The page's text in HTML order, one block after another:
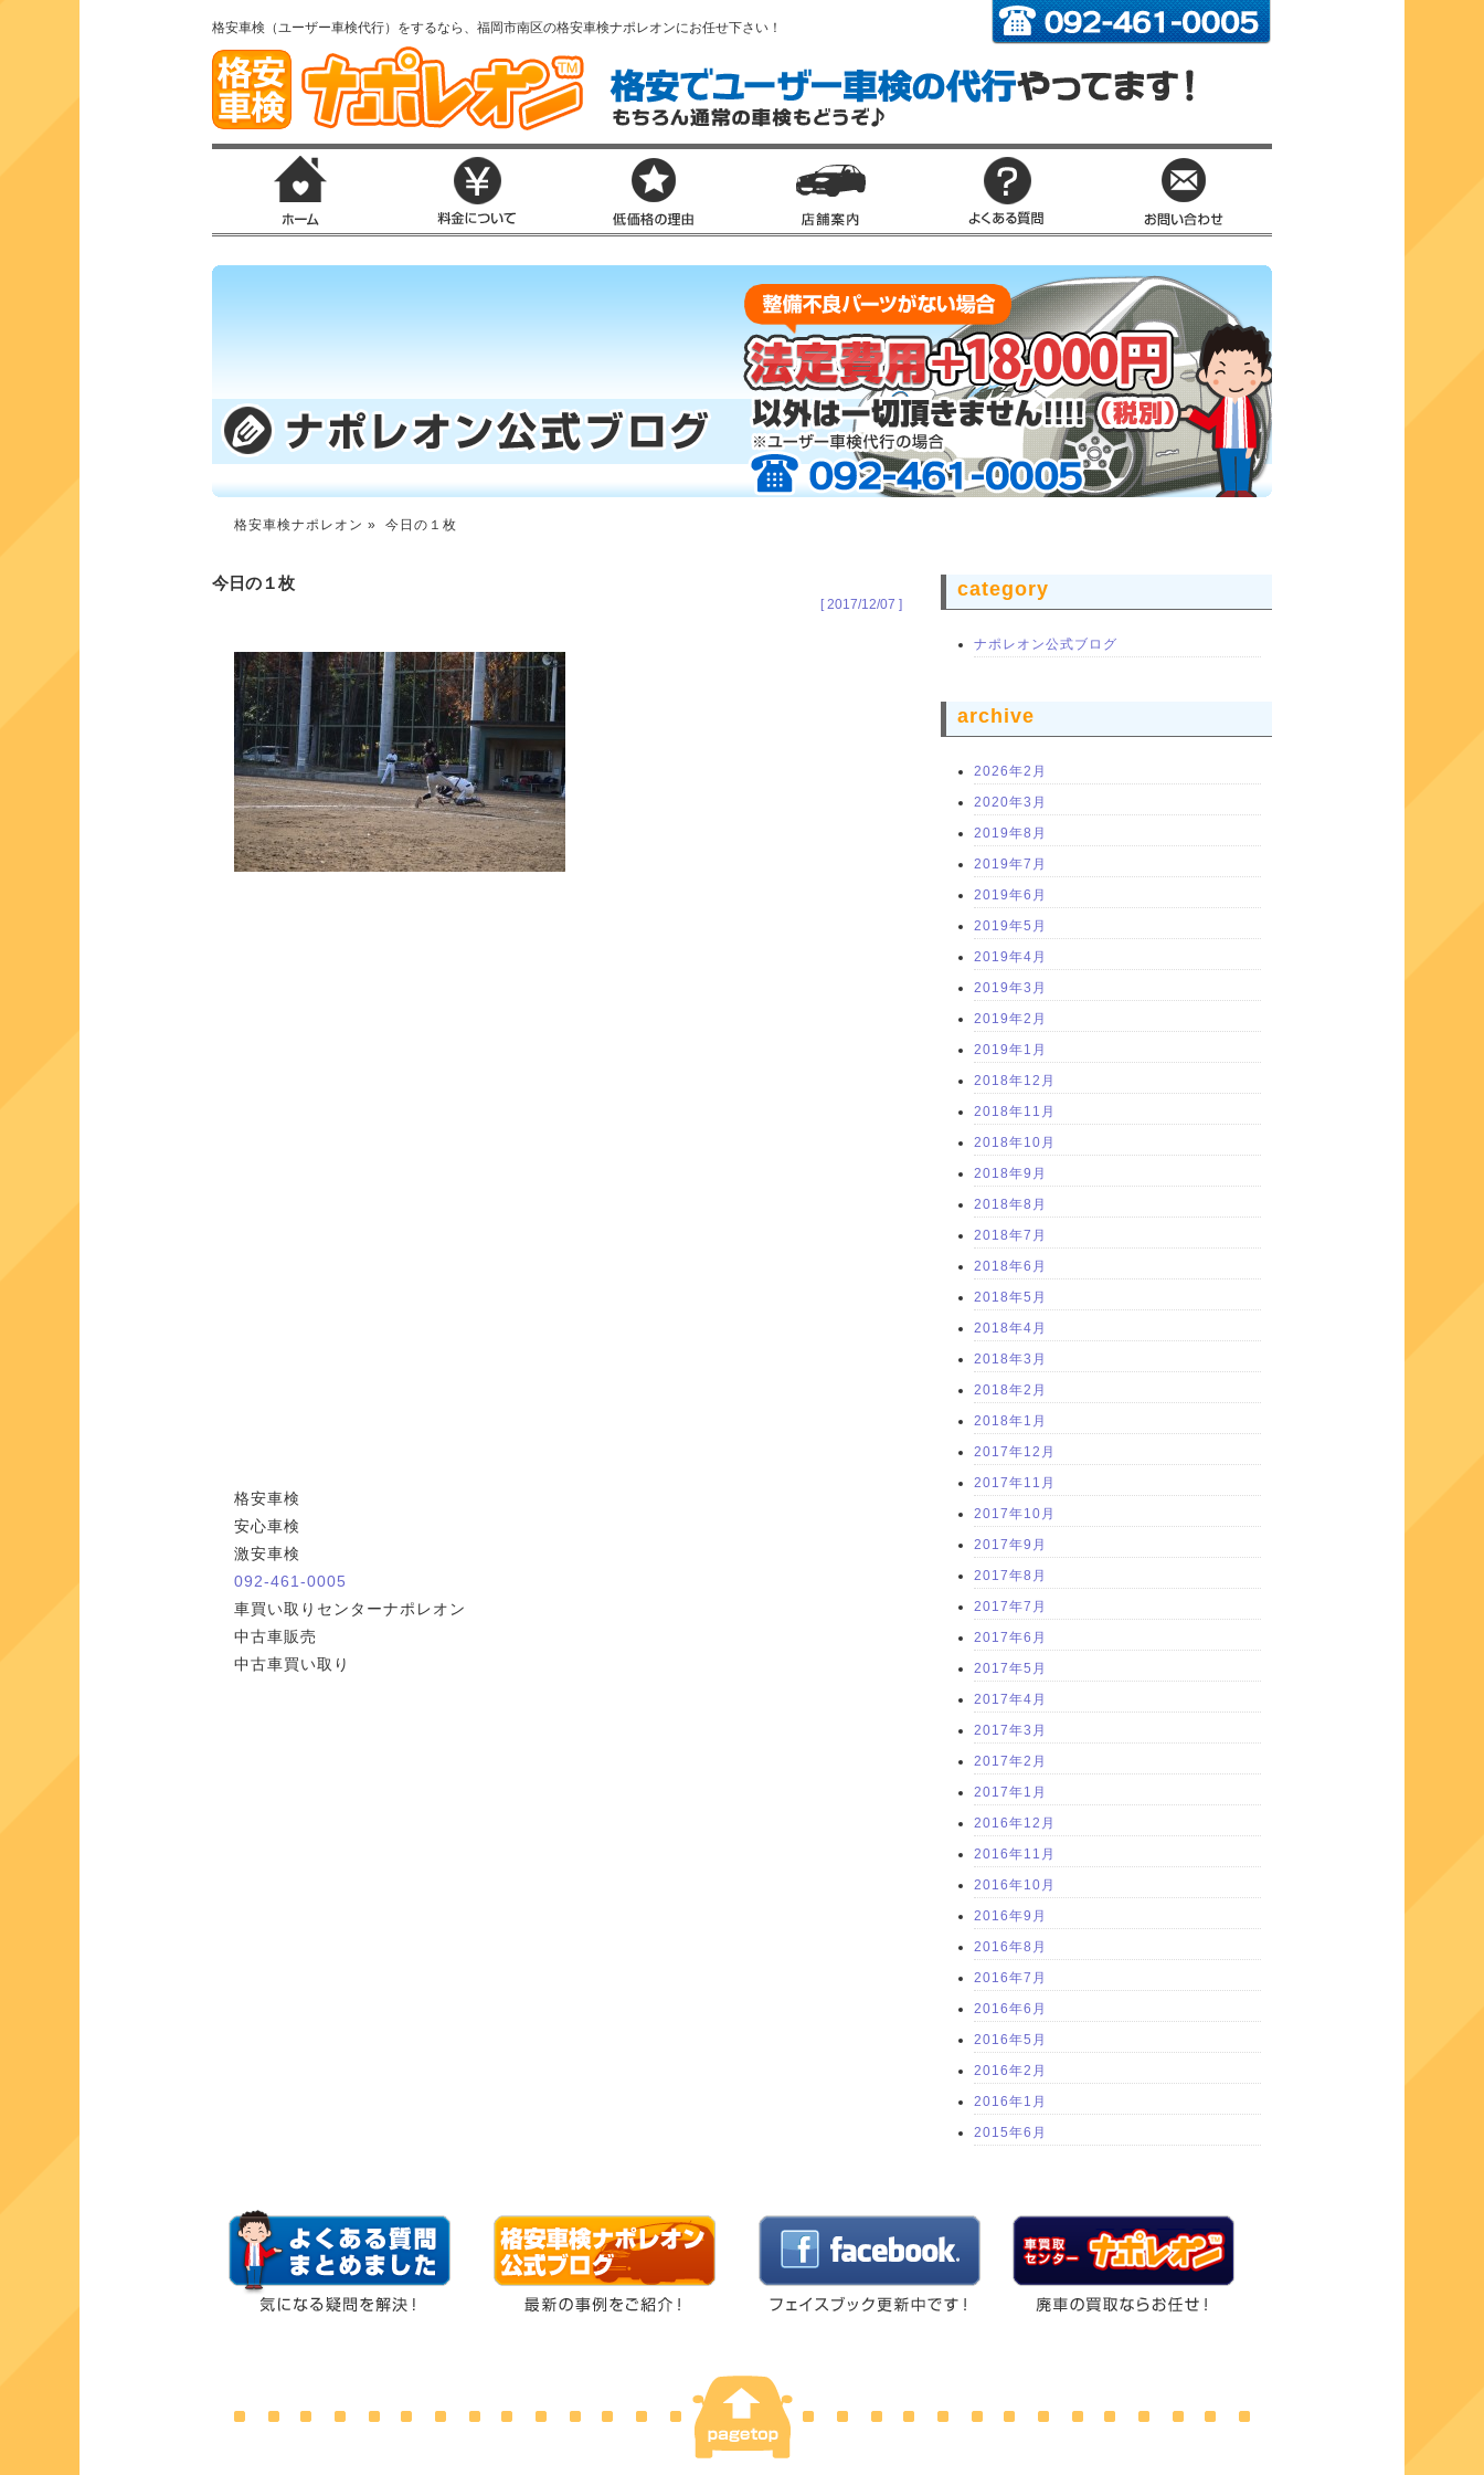
格安車検（ユーザー車検代行）をするなら、福岡市南区の格安車検ナポレオンにお任せ下さい！
格安車検ナポレオン » 今日の１枚
今日の１枚
[ 2017/12/07 ]
格安車検
安心車検
激安車検
092-461-0005
車買い取りセンターナポレオン
中古車販売
中古車買い取り
category
ナポレオン公式ブログ
archive
2026年2月
2020年3月
2019年8月
2019年7月
2019年6月
2019年5月
2019年4月
2019年3月
2019年2月
2019年1月
2018年12月
2018年11月
2018年10月
2018年9月
2018年8月
2018年7月
2018年6月
2018年5月
2018年4月
2018年3月
2018年2月
2018年1月
2017年12月
2017年11月
2017年10月
2017年9月
2017年8月
2017年7月
2017年6月
2017年5月
2017年4月
2017年3月
2017年2月
2017年1月
2016年12月
2016年11月
2016年10月
2016年9月
2016年8月
2016年7月
2016年6月
2016年5月
2016年2月
2016年1月
2015年6月